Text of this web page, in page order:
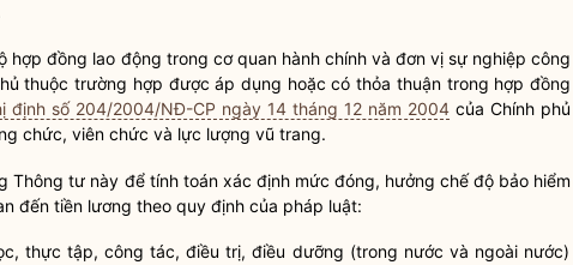
đồng lao động trong cơ quan hành chính và đơn vị sự nghiệp công
thuộc trường hợp được áp dụng hoặc có thỏa thuận trong hợp đồng
định số 204/2004/NĐ-CP ngày 14 tháng 12 năm 2004 của Chính phủ
chức, viên chức và lực lượng vũ trang.
Thông tư này để tính toán xác định mức đóng, hưởng chế độ bảo hiểm
đến tiền lương theo quy định của pháp luật:
thực tập,công tác, điều trị, điều dưỡng (trong nước và ngoài nước)